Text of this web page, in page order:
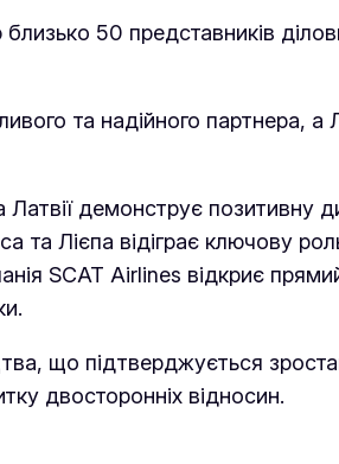
50 представників
та надійного партнера, а
демонструє позитивну
та Лієпа відіграє ключову
SCAT Airlines відкриє
що підтверджується
двосторонніх відносин.